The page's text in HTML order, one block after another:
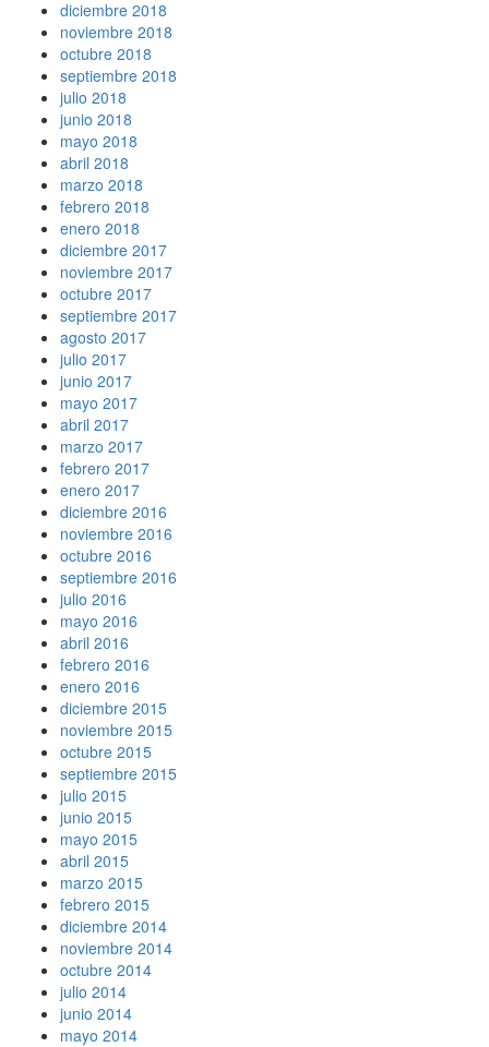
diciembre 2018
noviembre 2018
octubre 2018
septiembre 2018
julio 2018
junio 2018
mayo 2018
abril 2018
marzo 2018
febrero 2018
enero 2018
diciembre 2017
noviembre 2017
octubre 2017
septiembre 2017
agosto 2017
julio 2017
junio 2017
mayo 2017
abril 2017
marzo 2017
febrero 2017
enero 2017
diciembre 2016
noviembre 2016
octubre 2016
septiembre 2016
julio 2016
mayo 2016
abril 2016
febrero 2016
enero 2016
diciembre 2015
noviembre 2015
octubre 2015
septiembre 2015
julio 2015
junio 2015
mayo 2015
abril 2015
marzo 2015
febrero 2015
diciembre 2014
noviembre 2014
octubre 2014
julio 2014
junio 2014
mayo 2014